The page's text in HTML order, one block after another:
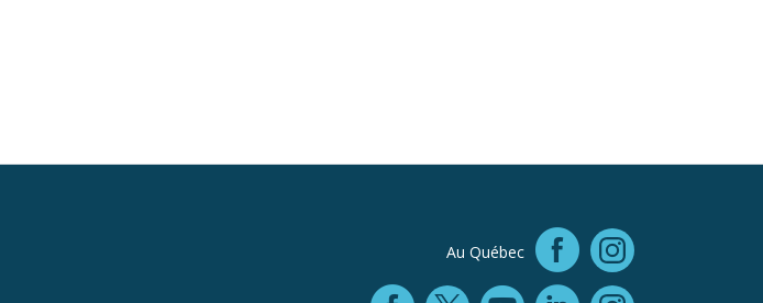
Au Québec Facebook